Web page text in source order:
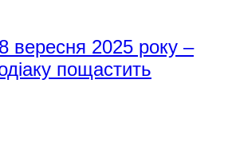
вересня 2025 року –
пощастить